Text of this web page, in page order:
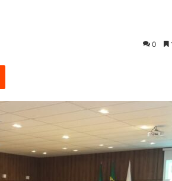
0
Reddit